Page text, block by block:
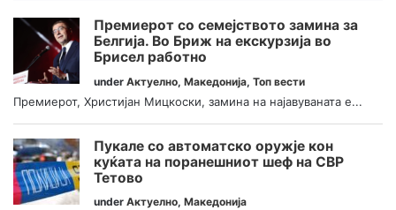
Премиерот со семејството замина за
Белгија. Во Бриж на екскурзија во
Брисел работно
under Актуелно, Македонија, Топ вести
Премиерот, Христијан Мицкоски, замина на најавуваната е...
Пукале со автоматско оружје кон
куќата на поранешниот шеф на СВР
Тетово
under Актуелно, Македонија